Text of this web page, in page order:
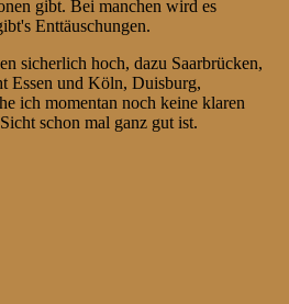
gibt. Bei manchen wird es
Enttäuschungen.
sicherlich hoch, dazu Saarbrücken,
Essen und Köln, Duisburg,
ich momentan noch keine klaren
schon mal ganz gut ist.